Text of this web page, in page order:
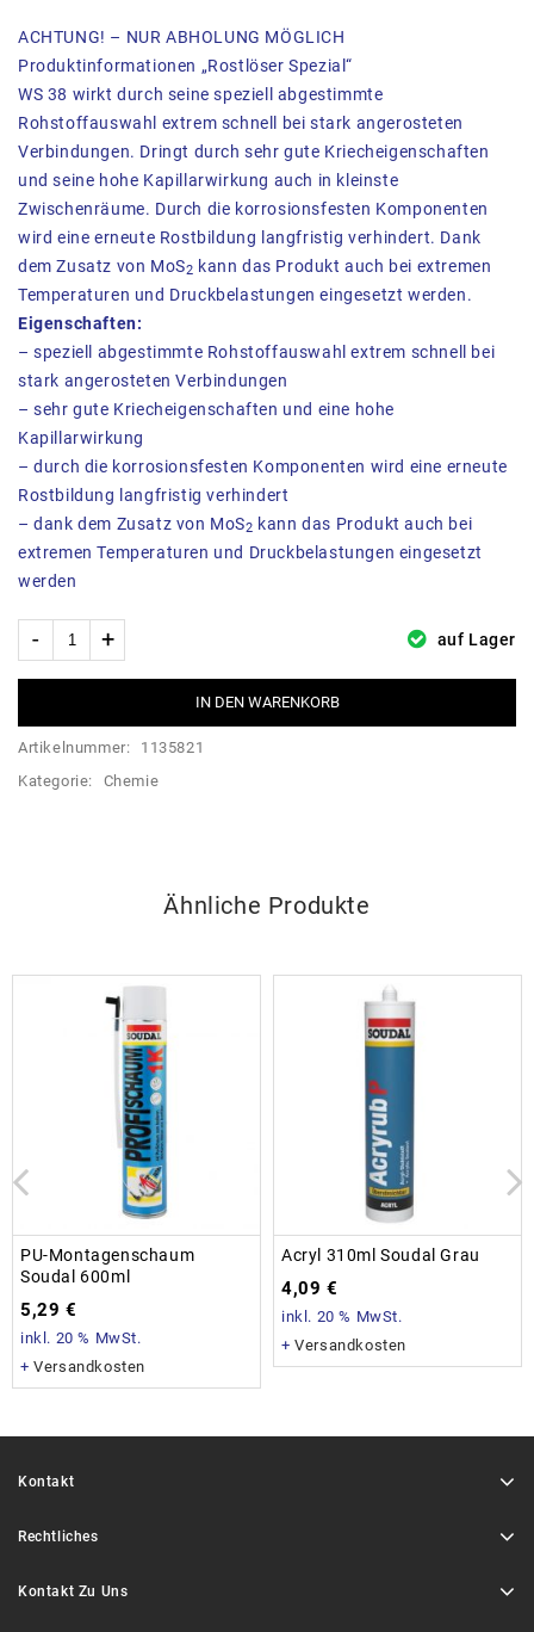
ACHTUNG! – NUR ABHOLUNG MÖGLICH
Produktinformationen „Rostlöser Spezial“
WS 38 wirkt durch seine speziell abgestimmte
Rohstoffauswahl extrem schnell bei stark angerosteten
Verbindungen. Dringt durch sehr gute Kriecheigenschaften
und seine hohe Kapillarwirkung auch in kleinste
Zwischenräume. Durch die korrosionsfesten Komponenten
wird eine erneute Rostbildung langfristig verhindert. Dank
dem Zusatz von MoS2 kann das Produkt auch bei extremen
Temperaturen und Druckbelastungen eingesetzt werden.
Eigenschaften:
– speziell abgestimmte Rohstoffauswahl extrem schnell bei
stark angerosteten Verbindungen
– sehr gute Kriecheigenschaften und eine hohe
Kapillarwirkung
– durch die korrosionsfesten Komponenten wird eine erneute
Rostbildung langfristig verhindert
– dank dem Zusatz von MoS2 kann das Produkt auch bei
extremen Temperaturen und Druckbelastungen eingesetzt
werden
auf Lager
IN DEN WARENKORB
Artikelnummer:
1135821
Kategorie:
Chemie
Ähnliche Produkte
PU-Montagenschaum
Soudal 600ml
5,29 €
inkl. 20 % MwSt.
+Versandkosten
Acryl 310ml Soudal Grau
4,09 €
inkl. 20 % MwSt.
+Versandkosten
Kontakt
Rechtliches
Kontakt Zu Uns